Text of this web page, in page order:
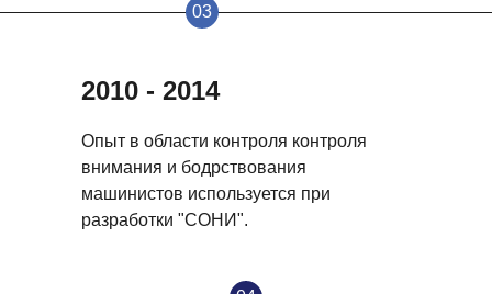
03
2010 - 2014
Опыт в области контроля контроля
внимания и бодрствования
машинистов используется при
разработки "СОНИ".